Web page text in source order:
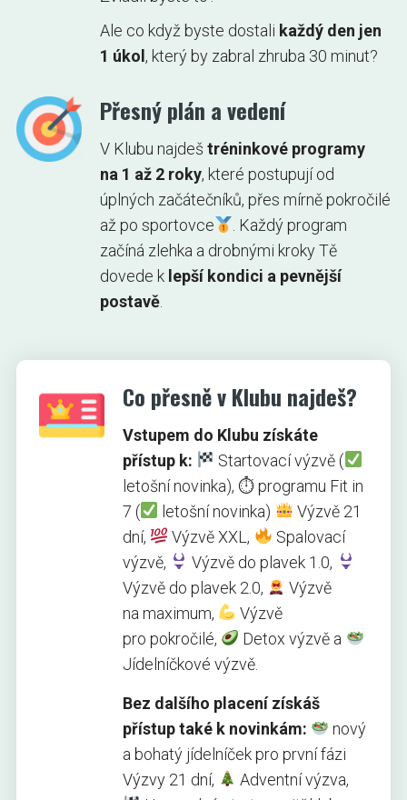
Ale co když byste dostali každý den jen
1 úkol , který by zabral zhruba 30 minut?
Přesný plán a vedení
V Klubu najdeš tréninkové programy
na 1 až 2 roky, které postupují od
úplných začátečníků, přes mírně pokročilé
až po sportovce
. Každý program
začíná zlehka a drobnými kroky Tě
dovede k lepší kondici a pevnější
postavě.
Co přesně v Klubu najdeš?
Vstupem do Klubu získáte
přístup k:
Startovací výzvě (
letošní novinka), ⏱ programu Fit in
7 (
letošní novinka)
Výzvě 21
dní,
Výzvě XXL,
Spalovací
výzvě,
Výzvě do plavek 1.0,
Výzvě do plavek 2.0,
Výzvě
na maximum,
Výzvě
pro pokročilé,
Detox výzvě a
Jídelníčkové výzvě.
Bez dalšího placení získáš
přístup také k novinkám:
nový
a bohatý jídelníček pro první fázi
Výzvy 21 dní,
Adventní výzva,